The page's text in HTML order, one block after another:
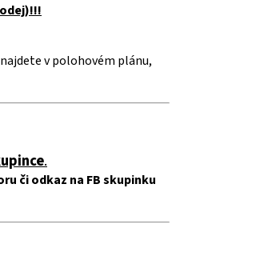
v polohovém plánu,
.
či odkaz na FB skupinku